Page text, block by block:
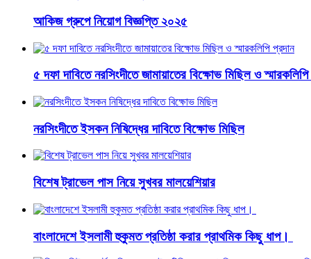
আকিজ গ্রুপে নিয়োগ বিজ্ঞপ্তি ২০২৫
৫ দফা দাবিতে নরসিংদীতে জামায়াতের বিক্ষোভ মিছিল ও
নরসিংদীতে ইসকন নিষিদ্ধের দাবিতে বিক্ষোভ মিছিল
বিশেষ ট্রাভেল পাস নিয়ে সুখবর মালয়েশিয়ার
বাংলাদেশে ইসলামী হুকুমত প্রতিষ্ঠা করার প্রাথমিক কিছু ধাপ।